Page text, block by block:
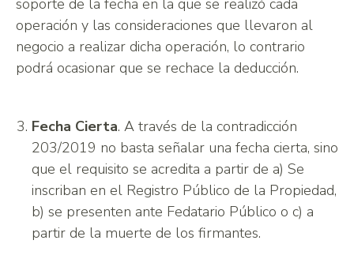
soporte de la fecha en la que se realizó cada
operación y las consideraciones que llevaron al
negocio a realizar dicha operación, lo contrario
podrá ocasionar que se rechace la deducción.
Fecha Cierta. A través de la contradicción
203/2019 no basta señalar una fecha cierta, sino
que el requisito se acredita a partir de a) Se
inscriban en el Registro Público de la Propiedad,
b) se presenten ante Fedatario Público o c) a
partir de la muerte de los firmantes.